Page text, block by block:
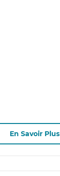
En Savoir Plus